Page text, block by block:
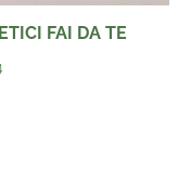
FAI DA TE